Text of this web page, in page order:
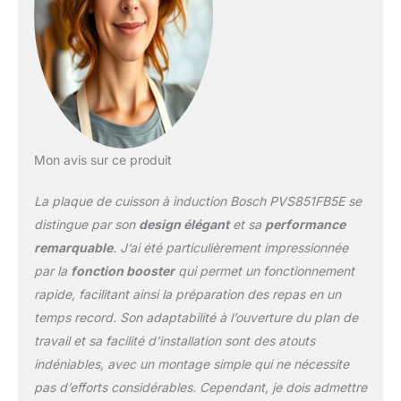
Mon avis sur ce produit
La plaque de cuisson à induction Bosch PVS851FB5E se
distingue par son design élégantet sa performance
remarquable. J’ai été particulièrement impressionnée
par la fonction boosterqui permet un fonctionnement
rapide, facilitant ainsi la préparation des repas en un
temps record. Son adaptabilité à l’ouverture du plan de
travail et sa facilité d’installation sont des atouts
indéniables, avec un montage simple qui ne nécessite
pas d’efforts considérables. Cependant, je dois admettre